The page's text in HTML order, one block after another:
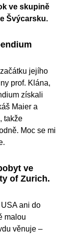
ve skupině
Švýcarsku.
jejího
prof. Klána,
získali
Maier a
takže
Moc se mi
ve
of Zurich.
ani do
malou
věnuje –